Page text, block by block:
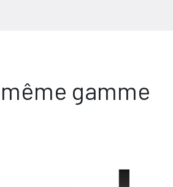
gamme